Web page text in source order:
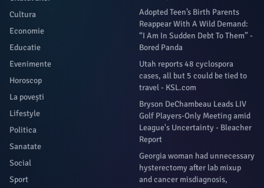
Cultura
Economie
Educatie
Evenimente
Horoscop
La povești
Lifestyle
Politica
Sanatate
Social
Sport
Adopted Teen’s Birth Parents
Reappear With A Wild Demand:
“I Am In Sudden Debt To Them” -
Bored Panda
Utah reports 48 cyclospora
cases, all but 5 could be tied to
travel - KSL.com
Bryson DeChambeau Leads LIV
Golf Players-Only Meeting amid
League's Uncertainty - Bleacher
Report
Georgia woman had unnecessary
hysterectomy after lab mixup
and cancer misdiagnosis,